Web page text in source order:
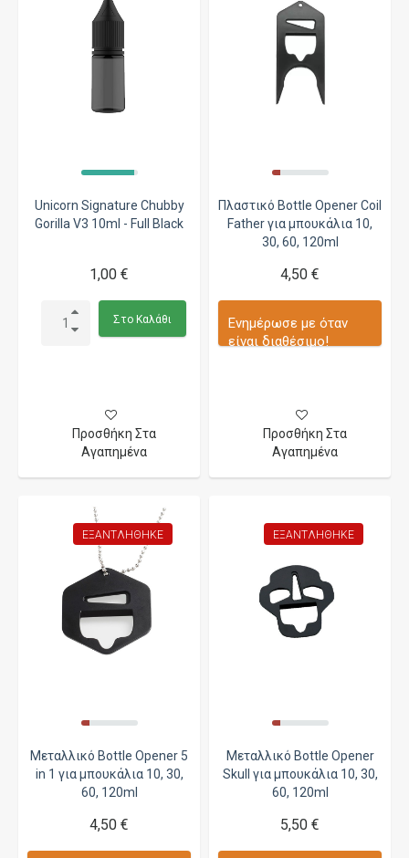
Unicorn Signature Chubby
Gorilla V3 10ml - Full Black
1,00 €
Στο Καλάθι
Προσθήκη Στα
Αγαπημένα
Πλαστικό Bottle Opener Coil
Father για μπουκάλια 10,
30, 60, 120ml
4,50 €
Ενημέρωσε με όταν
είναι διαθέσιμο!
Προσθήκη Στα
Αγαπημένα
ΕΞΑΝΤΛΉΘΗΚΕ
Μεταλλικό Bottle Opener 5
in 1 για μπουκάλια 10, 30,
60, 120ml
4,50 €
ΕΞΑΝΤΛΉΘΗΚΕ
Μεταλλικό Bottle Opener
Skull για μπουκάλια 10, 30,
60, 120ml
5,50 €